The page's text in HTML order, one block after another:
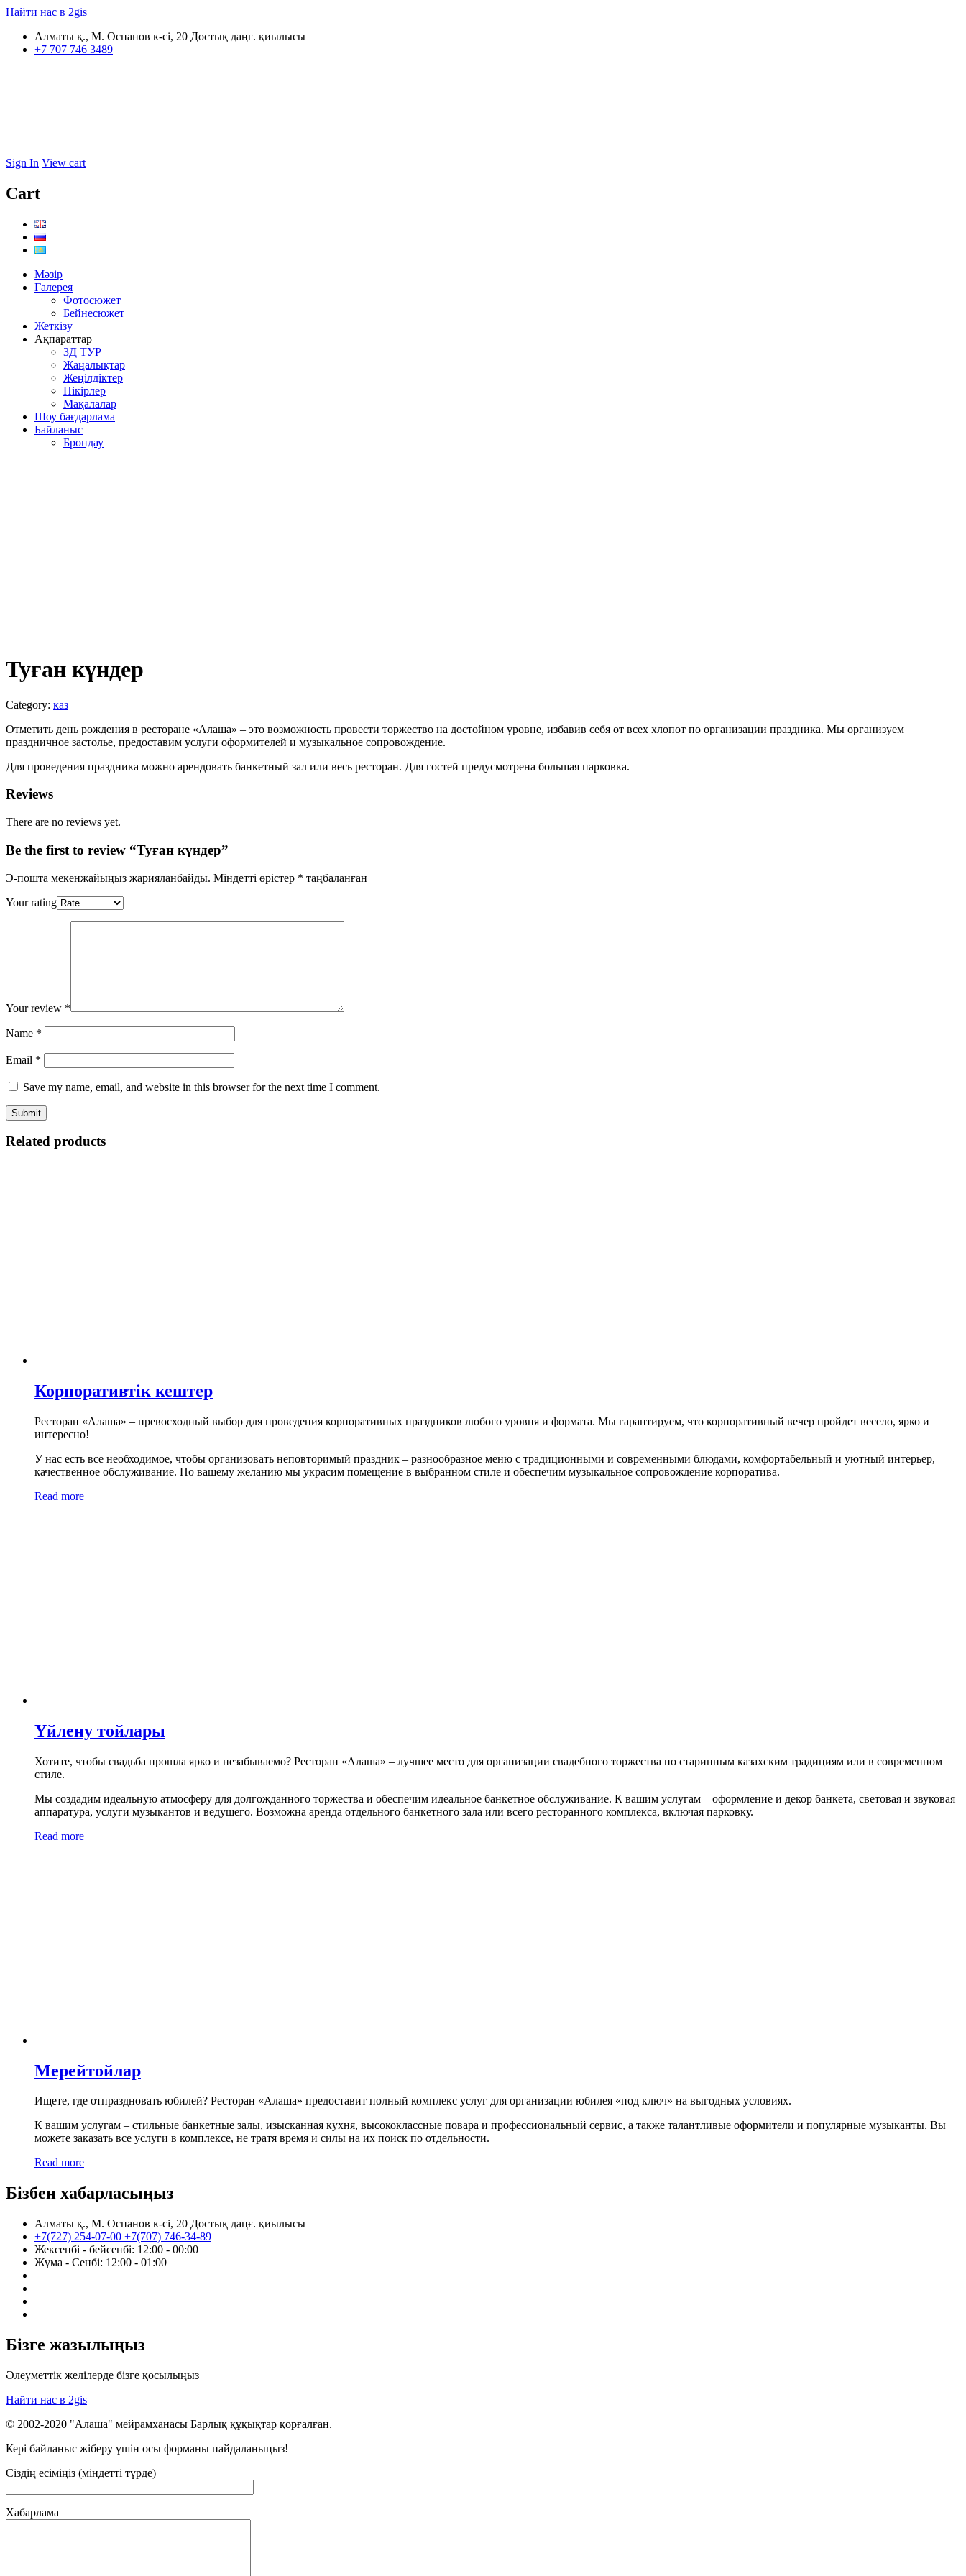
Найти нас в 2gis
Алматы қ., М. Оспанов к-сі, 20 Достық даңғ. қиылысы
+7 707 746 3489
Sign In View cart
Cart
Мәзір
Галерея
Фотосюжет
Бейнесюжет
Жеткізу
Ақпараттар
3Д ТУР
Жаңалықтар
Жеңілдіктер
Пікірлер
Мақалалар
Шоу бағдарлама
Байланыс
Брондау
Туған күндер
Category: каз
Отметить день рождения в ресторане «Алаша» – это возможность провести торжество на достойном уровне, избавив себя от всех хлопот по организации праздника. Мы организуем
праздничное застолье, предоставим услуги оформителей и музыкальное сопровождение.
Для проведения праздника можно арендовать банкетный зал или весь ресторан. Для гостей предусмотрена большая парковка.
Reviews
There are no reviews yet.
Be the first to review “Туған күндер”
Э-пошта мекенжайыңыз жарияланбайды. Міндетті өрістер * таңбаланған
Your rating
Your review *
Name *
Email *
Save my name, email, and website in this browser for the next time I comment.
Related products
Корпоративтік кештер
Ресторан «Алаша» – превосходный выбор для проведения корпоративных праздников любого уровня и формата. Мы гарантируем, что корпоративный вечер пройдет весело, ярко и
интересно!
У нас есть все необходимое, чтобы организовать неповторимый праздник – разнообразное меню с традиционными и современными блюдами, комфортабельный и уютный интерьер,
качественное обслуживание. По вашему желанию мы украсим помещение в выбранном стиле и обеспечим музыкальное сопровождение корпоратива.
Read more
Үйлену тойлары
Хотите, чтобы свадьба прошла ярко и незабываемо? Ресторан «Алаша» – лучшее место для организации свадебного торжества по старинным казахским традициям или в современном
стиле.
Мы создадим идеальную атмосферу для долгожданного торжества и обеспечим идеальное банкетное обслуживание. К вашим услугам – оформление и декор банкета, световая и звуковая
аппаратура, услуги музыкантов и ведущего. Возможна аренда отдельного банкетного зала или всего ресторанного комплекса, включая парковку.
Read more
Мерейтойлар
Ищете, где отпраздновать юбилей? Ресторан «Алаша» предоставит полный комплекс услуг для организации юбилея «под ключ» на выгодных условиях.
К вашим услугам – стильные банкетные залы, изысканная кухня, высококлассные повара и профессиональный сервис, а также талантливые оформители и популярные музыканты. Вы
можете заказать все услуги в комплексе, не тратя время и силы на их поиск по отдельности.
Read more
Бізбен хабарласыңыз
Алматы қ., М. Оспанов к-сі, 20 Достық даңғ. қиылысы
+7(727) 254-07-00 +7(707) 746-34-89
Жексенбі - бейсенбі: 12:00 - 00:00
Жұма - Сенбі: 12:00 - 01:00
Бізге жазылыңыз
Әлеуметтік желілерде бізге қосылыңыз
Найти нас в 2gis
© 2002-2020 "Алаша" мейрамханасы Барлық құқықтар қорғалған.
Кері байланыс жіберу үшін осы форманы пайдаланыңыз!
Сіздің есіміңіз (міндетті түрде)
Хабарлама